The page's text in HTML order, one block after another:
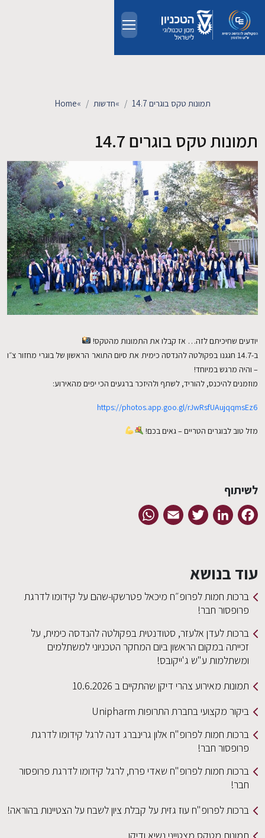
EN
מחקר
חדשות ואירועים
קשרי תעשייה
צרו קשר
Home» חדשות» תמונות טקס בוגרים 14.7
תמונות טקס בוגרים 14.7
יודעים שחיכיתם לזה… אז קבלו את התמונות מהטקס!
ב-14.7 חגגנו בפקולטה להנדסה כימית את סיום התואר הראשון של בוגרי מחזור צ״ו
– והיה מרגש במיוחד!
מוזמנים להיכנס, להוריד, לשתף ולהיזכר ברגעים הכי יפים מהאירוע:
https://photos.app.goo.gl/rJwRsfUAujqqmsEz6
מזל טוב לבוגרים הטריים – גאים בכם!
לשיתוף
Facebook
LinkedIn
Twitter
Email
עוד בנושא
ברכות חמות לפרופ״ח מיכאל פטרשקו-שהם על קידומו לדרגת
פרופסור חבר!
ברכות לעדן אלעזר, סטודנטית בפקולטה להנדסה כימית, על
זכייתה במקום הראשון ביום המחקר הטכניוני למשתלמים
ומשתלמות ע"ש ג'ייקובס!
תמונות מאירוע צהרי דיקן שהתקיים ב 10.6.2026
ביקור מקצועי בחברת התרופות Unipharm
ברכות חמות לפרופ"ח אלון גרינברג דנה לרגל קידומו לדרגת
פרופסור חבר!
ברכות חמות לפרופ"ח שאדי פרח, לרגל קידומו לדרגת פרופסור
חבר!
ברכות לפרופ"ח עוז גזית על קבלת ציון לשבח על הצטיינות בהוראה!